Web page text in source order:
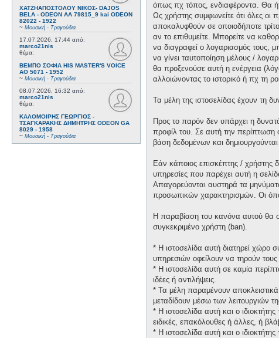
ΧΑΤΖΗΑΠΟΣΤΟΛΟΥ ΝΙΚΟΣ- DAJOS
BELA - ODEON AA 79815_9 kai ODEON
82022 - 1922
~ Μουσική - Τραγούδια
17.07.2026, 17:44 από:
marco21nis
θέμα:
ΒΕΜΠΟ ΣΟΦΙΑ HIS MASTER'S VOICE
AO 5071 - 1952
~ Μουσική - Τραγούδια
08.07.2026, 16:32 από:
marco21nis
θέμα:
ΚΑΛΟΜΟΙΡΗΣ ΓΕΩΡΓΙΟΣ -
ΤΣΑΓΚΑΡΑΚΗΣ ΔΗΜΗΤΡΗΣ ODEON GA
8029 - 1958
~ Μουσική - Τραγούδια
όπως πχ τόπος, ενδιαφέροντα. Θα
Ως χρήστης συμφωνείτε ότι όλες
αποκαλυφθούν σε οποιοδήποτε
αν το επιθυμείτε. Μπορείτε να
να διαγραφεί ο λογαριασμός τους,
να γίνει ταυτοποίηση μέλους /
θα προξενούσε αυτή η ενέργεια
αλλοιώνοντας το ιστορικό ή πχ τη
Τα μέλη της ιστοσελίδας έχουν τη
Προς το παρόν δεν υπάρχει η
προφίλ του. Σε αυτή την περίπτωση
βάση δεδομένων και
Εάν κάποιος επισκέπτης / χρήστης
υπηρεσίες που παρέχει αυτή η
Απαγορεύονται αυστηρά τα
προσωπικών χαρακτηρισμών. Οι
Η παραβίαση του κανόνα αυτού θα
συγκεκριμένο χρήστη (ban).
* H ιστοσελίδα αυτή διατηρεί
υπηρεσιών οφείλουν να τηρούν
* H ιστοσελίδα αυτή σε καμία
ιδέες ή αντιλήψεις.
* Τα μέλη παραμένουν
μεταδίδουν μέσω των λειτουργιών
* H ιστοσελίδα αυτή και ο
ειδικές, επακόλουθες ή άλλες, ή
* H ιστοσελίδα αυτή και ο